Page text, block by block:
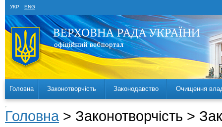
УКР ENG
Головна Законотворчість Законодавство Очищення
Головна > Законотворчість >